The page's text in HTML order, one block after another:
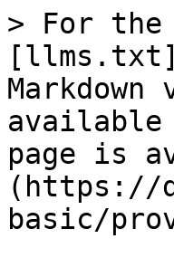
> For the
available
page is
(https://
basic/